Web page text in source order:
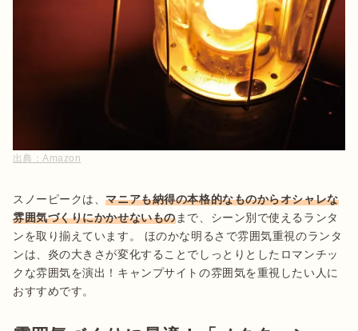
出典：Amazon
スノーピークは、マニアも納得の本格的なものからオシャレな
雰囲気づくりにかかせないものまで、シーン別で使えるランタ
ンを取り揃えています。 ほのかな明るさで雰囲気重視のランタ
ンは、炎の大きさが変化することでしっとりとしたロマンチッ
クな雰囲気を演出！キャンプサイトの雰囲気を重視したい人に
おすすめです。